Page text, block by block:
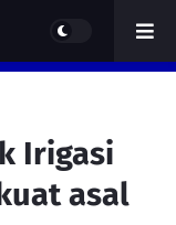
Irigasi
asal